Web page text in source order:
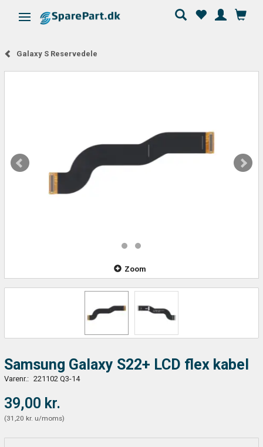
Skifte navigation
Galaxy S Reservedele
Zoom
Samsung Galaxy S22+ LCD flex kabel
Varenr.: 221102 Q3-14
39,00 kr.
(31,20 kr. u/moms)